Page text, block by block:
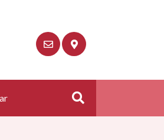
Buscar